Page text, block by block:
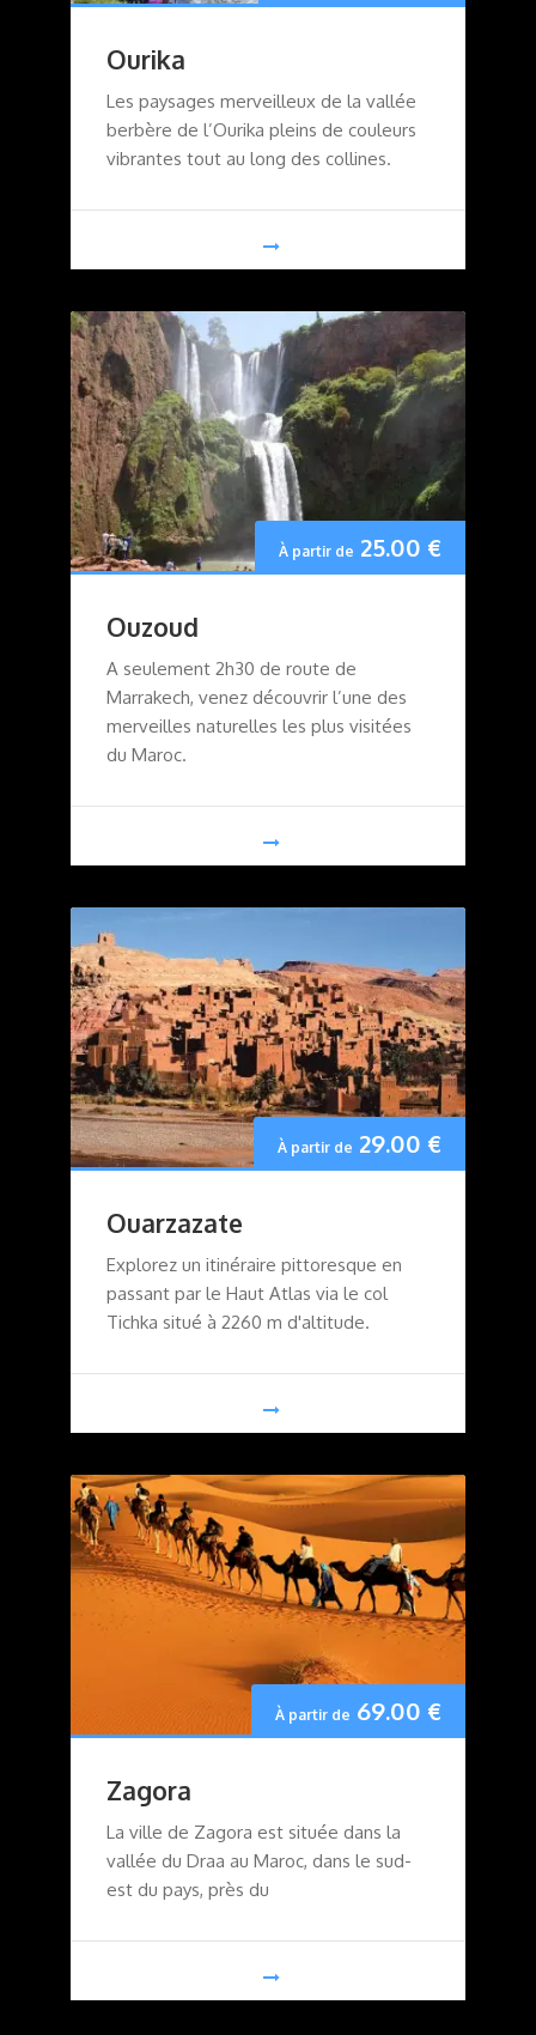
Ourika
Les paysages merveilleux de la vallée
berbère de l’Ourika pleins de couleurs
vibrantes tout au long des collines.
À partir de 25.00 €
Ouzoud
A seulement 2h30 de route de
Marrakech, venez découvrir l’une des
merveilles naturelles les plus visitées
du Maroc.
À partir de 29.00 €
Ouarzazate
Explorez un itinéraire pittoresque en
passant par le Haut Atlas via le col
Tichka situé à 2260 m d'altitude.
À partir de 69.00 €
Zagora
La ville de Zagora est située dans la
vallée du Draa au Maroc, dans le sud-
est du pays, près du